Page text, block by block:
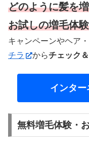
どのように髪を
お試しの増毛体
キャンペーンやヘア
チラ
からチェック
インタ
無料増毛体験・